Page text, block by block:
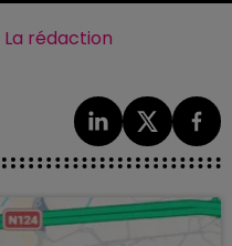
La rédaction